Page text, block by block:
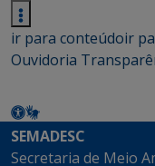
ir para conteúdoir
Ouvidoria
SEMADESC
Secretaria de Meio